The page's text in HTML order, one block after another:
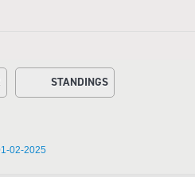
STANDINGS
02-2025